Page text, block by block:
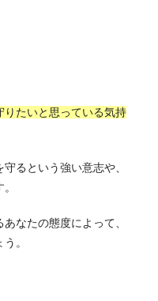
りたいと思っている気持
るという強い意志や、
なたの態度によって、
。